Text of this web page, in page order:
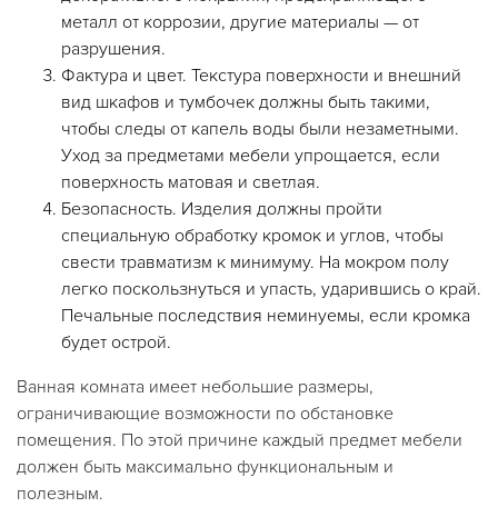
металл от коррозии, другие материалы — от
разрушения.
Фактура и цвет. Текстура поверхности и внешний
вид шкафов и тумбочек должны быть такими,
чтобы следы от капель воды были незаметными.
Уход за предметами мебели упрощается, если
поверхность матовая и светлая.
Безопасность. Изделия должны пройти
специальную обработку кромок и углов, чтобы
свести травматизм к минимуму. На мокром полу
легко поскользнуться и упасть, ударившись о край.
Печальные последствия неминуемы, если кромка
будет острой.
Ванная комната имеет небольшие размеры,
ограничивающие возможности по обстановке
помещения. По этой причине каждый предмет мебели
должен быть максимально функциональным и
полезным.